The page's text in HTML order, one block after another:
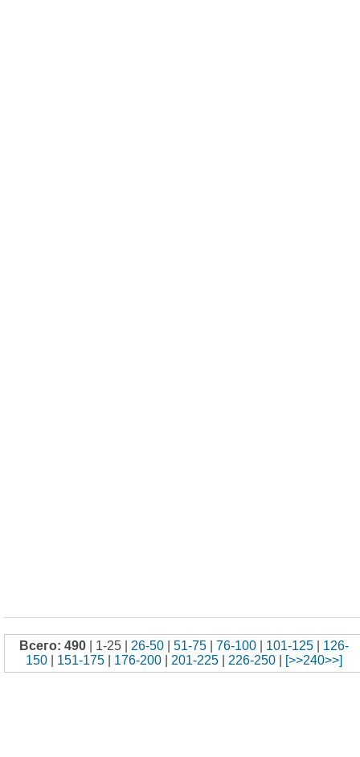
Всего: 490 | 1-25 | 26-50 51-75 76-100 101-125
126-
150
151-175 176-200 201-225 226-250 [>>240>>]